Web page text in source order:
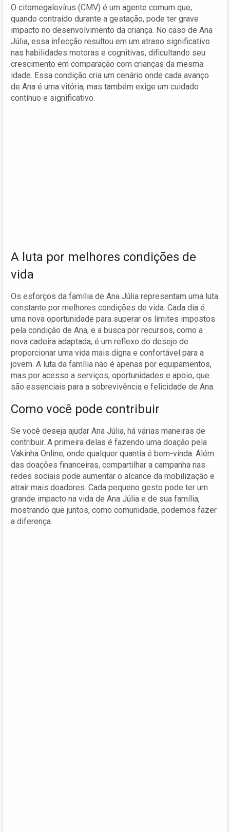
O citomegalovírus (CMV) é um agente comum que,
quando contraído durante a gestação, pode ter grave
impacto no desenvolvimento da criança. No caso de Ana
Júlia, essa infecção resultou em um atraso significativo
nas habilidades motoras e cognitivas, dificultando seu
crescimento em comparação com crianças da mesma
idade. Essa condição cria um cenário onde cada avanço
de Ana é uma vitória, mas também exige um cuidado
contínuo e significativo.
A luta por melhores condições de
vida
Os esforços da família de Ana Júlia representam uma luta
constante por melhores condições de vida. Cada dia é
uma nova oportunidade para superar os limites impostos
pela condição de Ana, e a busca por recursos, como a
nova cadeira adaptada, é um reflexo do desejo de
proporcionar uma vida mais digna e confortável para a
jovem. A luta da família não é apenas por equipamentos,
mas por acesso a serviços, oportunidades e apoio, que
são essenciais para a sobrevivência e felicidade de Ana.
Como você pode contribuir
Se você deseja ajudar Ana Júlia, há várias maneiras de
contribuir. A primeira delas é fazendo uma doação pela
Vakinha Online, onde qualquer quantia é bem-vinda. Além
das doações financeiras, compartilhar a campanha nas
redes sociais pode aumentar o alcance da mobilização e
atrair mais doadores. Cada pequeno gesto pode ter um
grande impacto na vida de Ana Júlia e de sua família,
mostrando que juntos, como comunidade, podemos fazer
a diferença.